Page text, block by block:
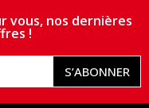
vous, nos dernières
!
S’ABONNER